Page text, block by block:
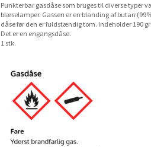
Punkterbar gasdåse som bruges til diverse typer
blæselamper. Gassen er en blanding af butan
dåse før den er fuldstændig tom. Indeholder 190
Det er en engangsdåse.
1 stk.